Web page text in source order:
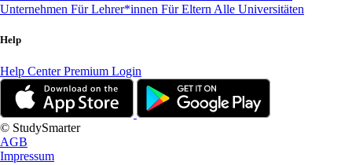
Unternehmen Für Lehrer*innen Für Eltern Alle Universitäten
Help
Help CenterPremium Login
© StudySmarter
AGB
Impressum